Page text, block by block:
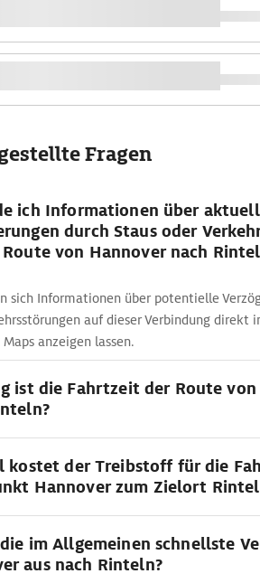
Fragen
ich Informationen über
durch Staus oder
von Hannover nach
sich Informationen über potentielle
auf dieser Verbindung direkt
Maps anzeigen lassen.
ist die Fahrtzeit der Route
kostet der Treibstoff für die
Hannover zum Zielort
im Allgemeinen schnellste
aus nach Rinteln?